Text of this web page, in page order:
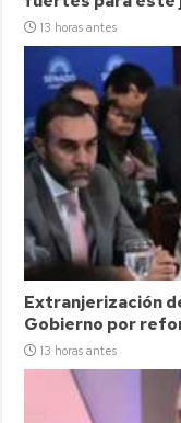
13 horas antes
Extranjerización
Gobierno por
13 horas antes